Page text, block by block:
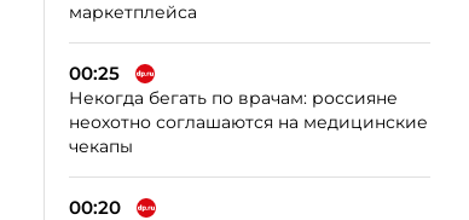
маркетплейса
00:25
Некогда бегать по врачам: россияне
неохотно соглашаются на медицинские
чекапы
00:20